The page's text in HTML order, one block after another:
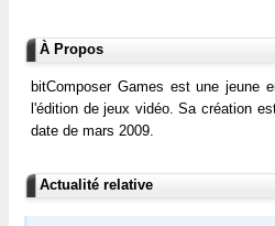
À Propos
bitComposer Games est une jeune
l'édition de jeux vidéo. Sa création
date de mars 2009.
Actualité relative